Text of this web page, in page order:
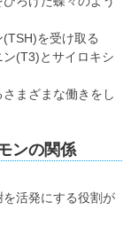
を受け取る
(T3)とサイロキシ
まざまな働きをし
ンの関係
活発にする役割が